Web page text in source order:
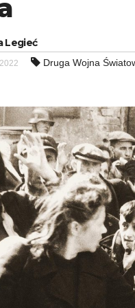
Legieć
Druga Wojna